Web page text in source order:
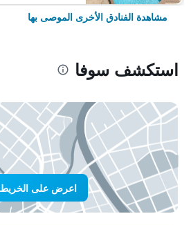
مشاهدة الفنادق الأخرى الموصى بها
استكشف سوفا
اعرض على